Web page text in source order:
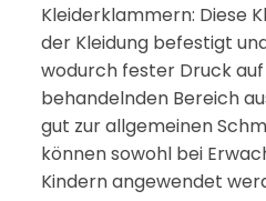
Kleiderklammern: Diese
der Kleidung befestigt
wodurch fester Druck auf
behandelnden Bereich
gut zur allgemeinen
können sowohl bei
Kindern angewendet